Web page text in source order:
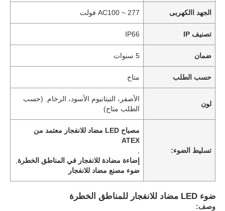
الجهد االكهربى AC100 ~ 277 فولت
تصنيف IP IP66
ضمان 5 سنوات
حسب الطلب متاح
لون
الأصفر، التيتانيوم الأسود، الرخام. (حسب
الطلب متاح)
تسليط الضوء:
مصباح LED مضاد للانفجار معتمد من
ATEX
إضاءة مضادة للانفجار في المناطق الخطرة
ضوء مصنع مضاد للانفجار
ضوء LED مضاد للانفجار للمناطق الخطرة
وصف: